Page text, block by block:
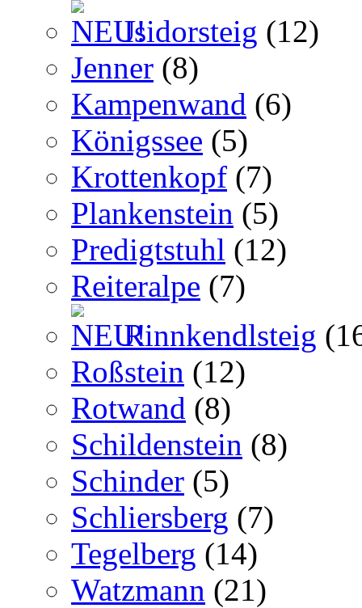
Isidorsteig (12)
Jenner (8)
Kampenwand (6)
Königssee (5)
Krottenkopf (7)
Plankenstein (5)
Predigtstuhl (12)
Reiteralpe (7)
Rinnkendlsteig
Roßstein (12)
Rotwand (8)
Schildenstein (8)
Schinder (5)
Schliersberg (7)
Tegelberg (14)
Watzmann (21)